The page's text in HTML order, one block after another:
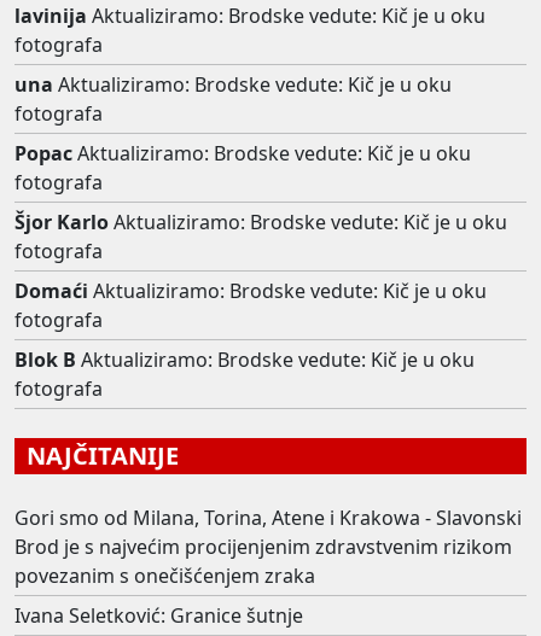
lavinija Aktualiziramo: Brodske vedute: Kič je u oku
fotografa
una Aktualiziramo: Brodske vedute: Kič je u oku
fotografa
PopacAktualiziramo: Brodske vedute: Kič je u oku
fotografa
Šjor KarloAktualiziramo: Brodske vedute: Kič je u oku
fotografa
Domaći Aktualiziramo: Brodske vedute: Kič je u oku
fotografa
Blok B Aktualiziramo: Brodske vedute: Kič je u oku
fotografa
NAJČITANIJE
Gori smo od Milana, Torina, Atene i Krakowa - Slavonski
Brod je s najvećim procijenjenim zdravstvenim rizikom
povezanim s onečišćenjem zraka
Ivana Seletković: Granice šutnje